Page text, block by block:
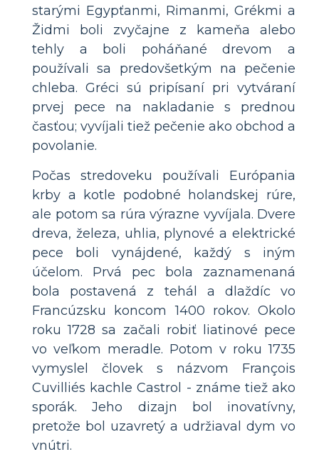
starými Egypťanmi, Rimanmi, Grékmi a
Židmi boli zvyčajne z kameňa alebo
tehly a boli poháňané drevom a
používali sa predovšetkým na pečenie
chleba. Gréci sú pripísaní pri vytváraní
prvej pece na nakladanie s prednou
časťou; vyvíjali tiež pečenie ako obchod a
povolanie.
Počas stredoveku používali Európania
krby a kotle podobné holandskej rúre,
ale potom sa rúra výrazne vyvíjala. Dvere
dreva, železa, uhlia, plynové a elektrické
pece boli vynájdené, každý s iným
účelom. Prvá pec bola zaznamenaná
bola postavená z tehál a dlaždíc vo
Francúzsku koncom 1400 rokov. Okolo
roku 1728 sa začali robiť liatinové pece
vo veľkom meradle. Potom v roku 1735
vymyslel človek s názvom François
Cuvilliés kachle Castrol - známe tiež ako
sporák. Jeho dizajn bol inovatívny,
pretože bol uzavretý a udržiaval dym vo
vnútri.